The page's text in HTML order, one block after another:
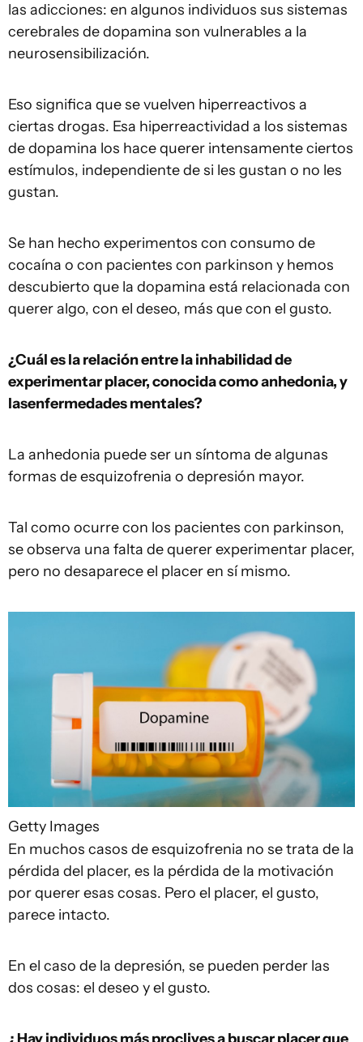
las adicciones: en algunos individuos sus sistemas
cerebrales de dopamina son vulnerables a la
neurosensibilización.
Eso significa que se vuelven hiperreactivos a
ciertas drogas. Esa hiperreactividad a los sistemas
de dopamina los hace querer intensamente ciertos
estímulos, independiente de si les gustan o no les
gustan.
Se han hecho experimentos con consumo de
cocaína o con pacientes con parkinson y hemos
descubierto que la dopamina está relacionada con
querer algo, con el deseo, más que con el gusto.
¿Cuál es la relación entre la inhabilidad de
experimentar placer,conocida comoanhedonia, y
lasenfermedades mentales?
La anhedonia puede ser un síntoma de algunas
formas de esquizofrenia o depresión mayor.
Tal como ocurre con los pacientes con parkinson,
se observa una falta de querer experimentar placer,
pero no desaparece el placer en sí mismo.
Getty Images
En muchos casos de esquizofrenia no se trata de la
pérdida del placer, es la pérdida de la motivación
por querer esas cosas. Pero el placer, el gusto,
parece intacto.
En el caso de la depresión, se pueden perder las
dos cosas: el deseo y el gusto.